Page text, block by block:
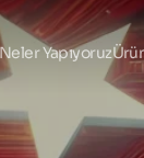
Yapıyoruz